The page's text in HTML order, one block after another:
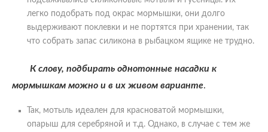
легко подобрать под окрас мормышки, они долго
выдерживают поклевки и не портятся при хранении, так
что собрать запас силикона в рыбацком ящике не трудно.
К слову, подбирать однотонные насадки к
мормышкам можно и в их живом варианте.
Так, мотыль идеален для красноватой мормышки,
опарыш для серебряной и т.д. Однако, в случае с тем же